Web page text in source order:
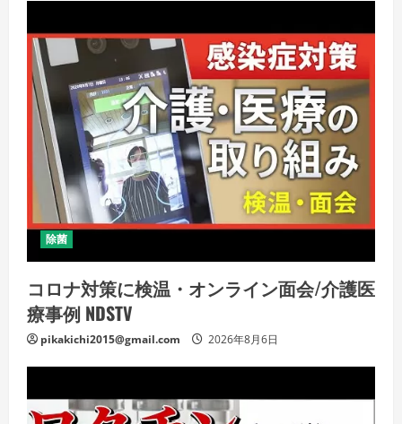
除菌
コロナ対策に検温・オンライン面会/介護医
療事例 NDSTV
pikakichi2015@gmail.com 2026年8月6日